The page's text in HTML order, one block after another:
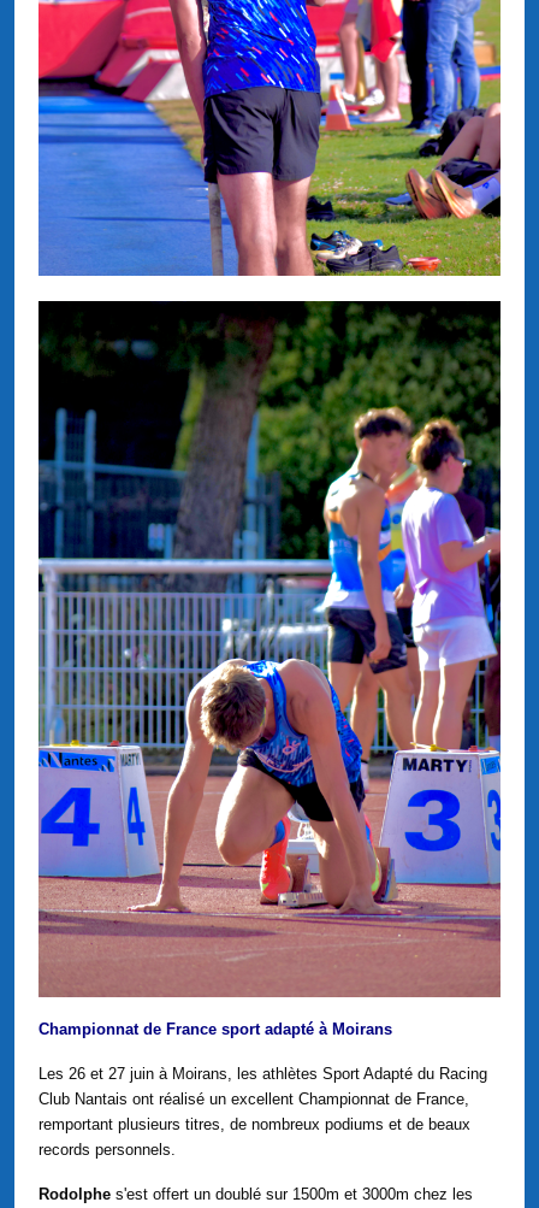
Championnat de France sport adapté à Moirans
Les 26 et 27 juin à Moirans, les athlètes Sport Adapté du Racing
Club Nantais ont réalisé un excellent Championnat de France,
remportant plusieurs titres, de nombreux podiums et de beaux
records personnels.
Rodolphe s'est offert un doublé sur 1500m et 3000m chez les